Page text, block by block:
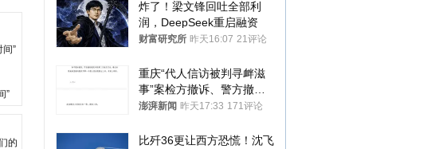
”
炸了！梁文锋回吐全部利
润，DeepSeek重启融资
财富研究所 昨天16:07 21评论
重庆“代人信访被判寻衅滋
事”案检方撤诉、警方撤
案，两被告人获国赔
澎湃新闻 昨天17:33 171评论
比歼36更让西方恐慌！沈飞